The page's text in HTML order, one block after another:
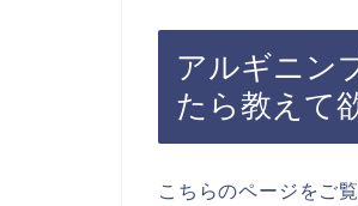
アルギニン
たら教えて
こちらのページをご